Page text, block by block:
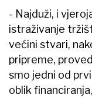
- Najduži, i
istraživanje
većini stvari,
pripreme,
smo jedni od
oblik